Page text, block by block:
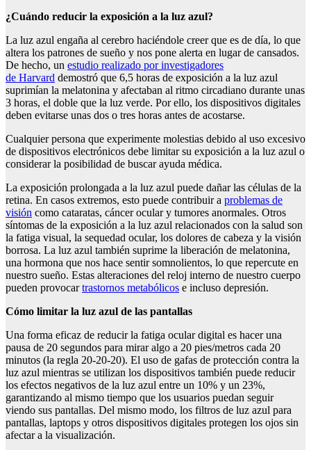
¿Cuándo reducir la exposición a la luz azul?
La luz azul engaña al cerebro haciéndole creer que es de día, lo que
altera los patrones de sueño y nos pone alerta en lugar de cansados.
De hecho, un estudio realizado por investigadores
de Harvard demostró que 6,5 horas de exposición a la luz azul
suprimían la melatonina y afectaban al ritmo circadiano durante unas
3 horas, el doble que la luz verde. Por ello, los dispositivos digitales
deben evitarse unas dos o tres horas antes de acostarse.
Cualquier persona que experimente molestias debido al uso excesivo
de dispositivos electrónicos debe limitar su exposición a la luz azul o
considerar la posibilidad de buscar ayuda médica.
La exposición prolongada a la luz azul puede dañar las células de la
retina. En casos extremos, esto puede contribuir a problemas de
visión como cataratas, cáncer ocular y tumores anormales. Otros
síntomas de la exposición a la luz azul relacionados con la salud son
la fatiga visual, la sequedad ocular, los dolores de cabeza y la visión
borrosa. La luz azul también suprime la liberación de melatonina,
una hormona que nos hace sentir somnolientos, lo que repercute en
nuestro sueño. Estas alteraciones del reloj interno de nuestro cuerpo
pueden provocartrastornos metabólicos e incluso depresión.
Cómo limitar la luz azul de las pantallas
Una forma eficaz de reducir la fatiga ocular digital es hacer una
pausa de 20 segundos para mirar algo a 20 pies/metros cada 20
minutos (la regla 20-20-20). El uso de gafas de protección contra la
luz azul mientras se utilizan los dispositivos también puede reducir
los efectos negativos de la luz azul entre un 10% y un 23%,
garantizando al mismo tiempo que los usuarios puedan seguir
viendo sus pantallas. Del mismo modo, los filtros de luz azul para
pantallas, laptops y otros dispositivos digitales protegen los ojos sin
afectar a la visualización.